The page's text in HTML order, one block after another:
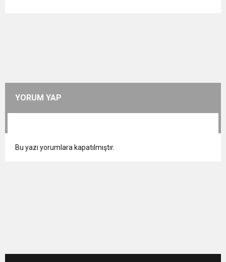
YORUM YAP
Bu yazı yorumlara kapatılmıştır.